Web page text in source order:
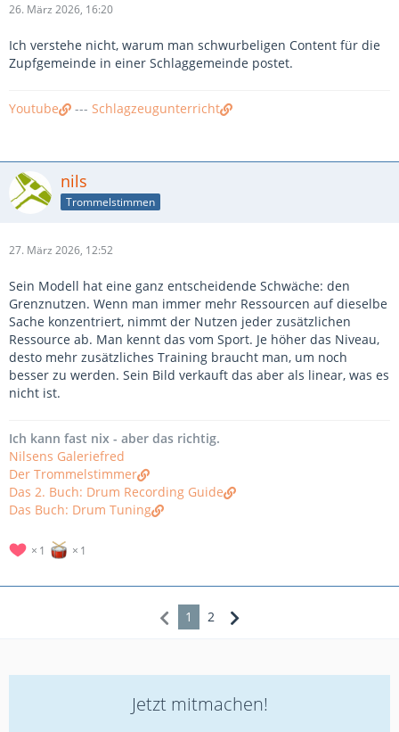
26. März 2026, 16:20
Ich verstehe nicht, warum man schwurbeligen Content für die
Zupfgemeinde in einer Schlaggemeinde postet.
Youtube --- Schlagzeugunterricht
nils
Trommelstimmen
27. März 2026, 12:52
Sein Modell hat eine ganz entscheidende Schwäche: den
Grenznutzen. Wenn man immer mehr Ressourcen auf dieselbe
Sache konzentriert, nimmt der Nutzen jeder zusätzlichen
Ressource ab. Man kennt das vom Sport. Je höher das Niveau,
desto mehr zusätzliches Training braucht man, um noch
besser zu werden. Sein Bild verkauft das aber als linear, was es
nicht ist.
Ich kann fast nix - aber das richtig.
Nilsens Galeriefred
Der Trommelstimmer
Das 2. Buch: Drum Recording Guide
Das Buch: Drum Tuning
1 1
1 2
Jetzt mitmachen!